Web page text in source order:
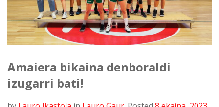
Amaiera bikaina denboraldi
izugarri bati!